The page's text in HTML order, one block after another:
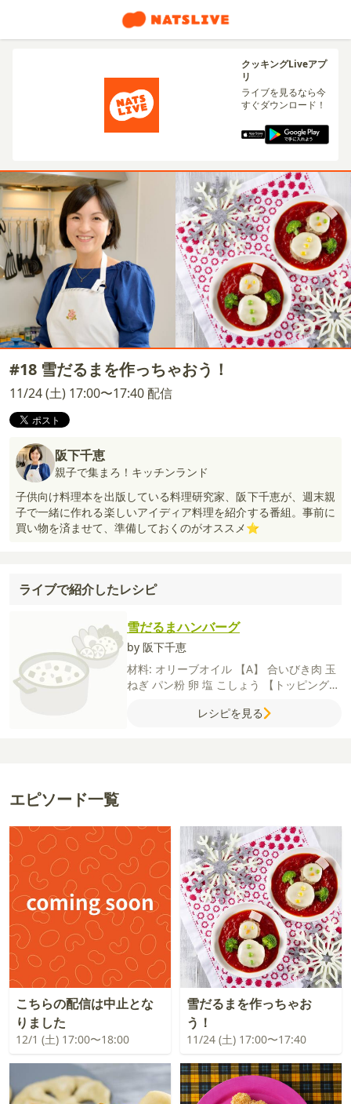
クッキングLiveアプ
リ
ライブを見るなら今
すぐダウンロード！
#18 雪だるまを作っちゃおう！
11/24 (土) 17:00〜17:40 配信
阪下千恵
親子で集まろ！キッチンランド
子供向け料理本を出版している料理研究家、阪下千恵が、週末親
子で一緒に作れる楽しいアイディア料理を紹介する番組。事前に
買い物を済ませて、準備しておくのがオススメ⭐️
ライブで紹介したレシピ
雪だるまハンバーグ
by 阪下千恵
材料: オリーブオイル 【A】 合いびき肉 玉
ねぎ パン粉 卵 塩 こしょう
【トッピング】
ゆでたブロッコリーかぼちゃ
レシピを見る
エピソード一覧
こちらの配信は中止とな
りました
12/1 (土) 17:00〜18:00
雪だるまを作っちゃお
う！
11/24 (土) 17:00〜17:40